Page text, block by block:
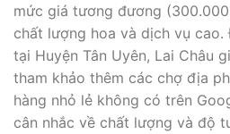
mức giá tương đương
chất lượng hoa và dịch vụ
tại Huyện Tân Uyên, Lai Châu
tham khảo thêm các chợ địa
hàng nhỏ lẻ không có trên
cân nhắc về chất lượng và độ